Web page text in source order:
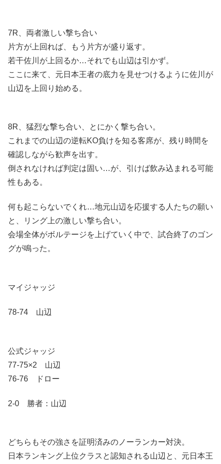
7R、両者激しい撃ち合い
片方が上回れば、もう片方が盛り返す。
若干佐川が上回るか…それでも山辺は引かず。
ここに来て、元日本王者の底力を見せつけるように佐川が
山辺を上回り始める。
8R、猛烈な撃ち合い、とにかく撃ち合い。
これまでの山辺の逆転KO負けを知る客席が、残り時間を
確認しながら歓声を出す。
倒されなければ判定は固い…が、引けば飲み込まれる可能
性もある。
何も起こらないでくれ…地元山辺を応援する人たちの願い
と、リング上の激しい撃ち合い。
会場全体がボルテージを上げていく中で、試合終了のゴン
グが鳴った。
マイジャッジ
78-74 山辺
公式ジャッジ
77-75×2 山辺
76-76 ドロー
2-0 勝者：山辺
どちらもその強さを証明済みのノーランカー対決。
日本ランキング上位クラスと認知される山辺と、元日本王